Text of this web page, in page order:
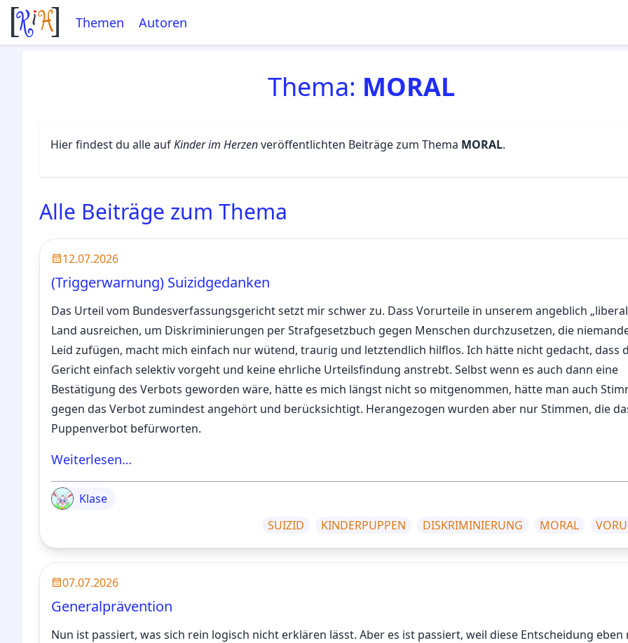
Themen Autoren
Thema: MORAL
Hier findest du alle aufKinder im Herzenveröffentlichten Beiträge zum Thema MORAL.
Alle Beiträge zum Thema
12.07.2026
(Triggerwarnung) Suizidgedanken
Das Urteil vom Bundesverfassungsgericht setzt mir schwer zu. Dass Vorurteile in unserem angeblich
Land ausreichen, um Diskriminierungen per Strafgesetzbuch gegen Menschen durchzusetzen, die
Leid zufügen, macht mich einfach nur wütend, traurig und letztendlich hilflos. Ich hätte nicht gedacht, dass
Gericht einfach selektiv vorgeht und keine ehrliche Urteilsfindung anstrebt. Selbst wenn es auch dann eine
Bestätigung des Verbots geworden wäre, hätte es mich längst nicht so mitgenommen, hätte man auch
gegen das Verbot zumindest angehört und berücksichtigt. Herangezogen wurden aber nur Stimmen, die
Puppenverbot befürworten.
Weiterlesen…
Klase
SUIZID
KINDERPUPPEN DISKRIMINIERUNG MORAL
07.07.2026
Generalprävention
Nun ist passiert, was sich rein logisch nicht erklären lässt. Aber es ist passiert, weil diese Entscheidung eben